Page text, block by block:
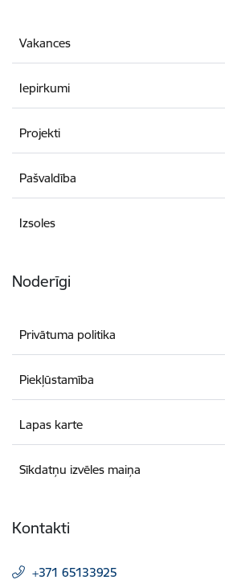
Vakances
Iepirkumi
Projekti
Pašvaldība
Izsoles
Noderīgi
Privātuma politika
Piekļūstamība
Lapas karte
Sīkdatņu izvēles maiņa
Kontakti
+371 65133925